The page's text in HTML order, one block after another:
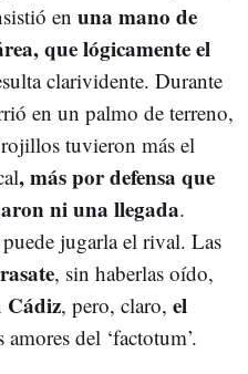
en una mano de
que lógicamente el
clarividente. Durante
en un palmo de terreno,
tuvieron más el
, más por defensa que
ni una llegada.
jugarla el rival. Las
, sin haberlas oído,
Cádiz, pero, claro, el
amores del ‘factotum’.